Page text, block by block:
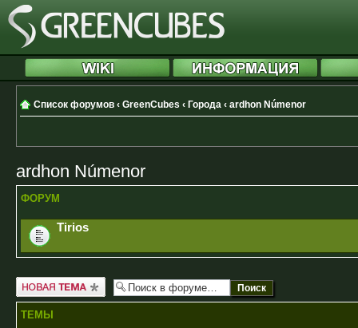
Список форумов ‹ GreenCubes ‹ Города ‹ ardhon Númenor
ardhon Númenor
ФОРУМ
Tirios
Новая тема
ТЕМЫ